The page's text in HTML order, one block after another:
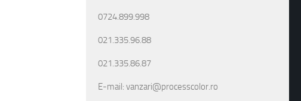
0724.899.998
021.335.96.88
021.335.86.87
E-mail: vanzari@processcolor.ro